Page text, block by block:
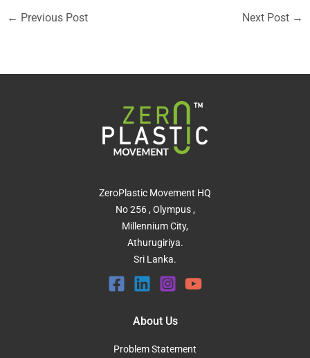
← Previous Post Next Post →
ZeroPlastic Movement HQ
No 256 , Olympus ,
Millennium City,
Athurugiriya.
Sri Lanka.
About Us
Problem Statement